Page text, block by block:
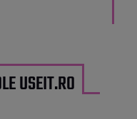
USEIT.RO